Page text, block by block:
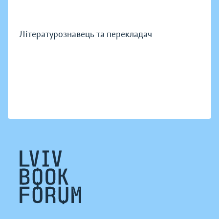
Літературознавець та перекладач